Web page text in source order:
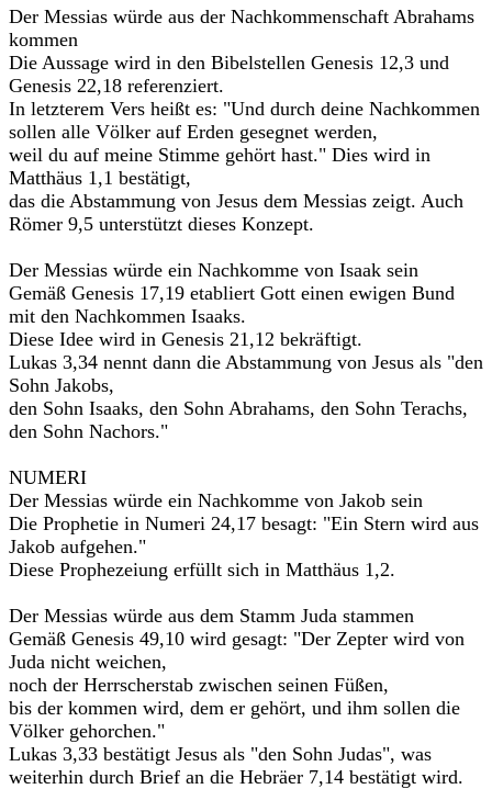
Der Messias würde aus der Nachkommenschaft Abrahams
kommen
Die Aussage wird in den Bibelstellen Genesis 12,3 und
Genesis 22,18 referenziert.
In letzterem Vers heißt es: "Und durch deine Nachkommen
sollen alle Völker auf Erden gesegnet werden,
weil du auf meine Stimme gehört hast." Dies wird in
Matthäus 1,1 bestätigt,
das die Abstammung von Jesus dem Messias zeigt. Auch
Römer 9,5 unterstützt dieses Konzept.
Der Messias würde ein Nachkomme von Isaak sein
Gemäß Genesis 17,19 etabliert Gott einen ewigen Bund
mit den Nachkommen Isaaks.
Diese Idee wird in Genesis 21,12 bekräftigt.
Lukas 3,34 nennt dann die Abstammung von Jesus als "den
Sohn Jakobs,
den Sohn Isaaks, den Sohn Abrahams, den Sohn Terachs,
den Sohn Nachors."
NUMERI
Der Messias würde ein Nachkomme von Jakob sein
Die Prophetie in Numeri 24,17 besagt: "Ein Stern wird aus
Jakob aufgehen."
Diese Prophezeiung erfüllt sich in Matthäus 1,2.
Der Messias würde aus dem Stamm Juda stammen
Gemäß Genesis 49,10 wird gesagt: "Der Zepter wird von
Juda nicht weichen,
noch der Herrscherstab zwischen seinen Füßen,
bis der kommen wird, dem er gehört, und ihm sollen die
Völker gehorchen."
Lukas 3,33 bestätigt Jesus als "den Sohn Judas", was
weiterhin durch Brief an die Hebräer 7,14 bestätigt wird.